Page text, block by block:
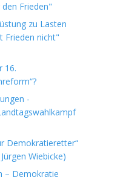
Frieden"
zu Lasten
Frieden nicht"
16.
-
Demokratieretter“
Wiebicke)
– Demokratie